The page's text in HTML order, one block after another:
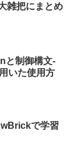
雑把にまとめ
と制御構文-
いた使用方
で学習